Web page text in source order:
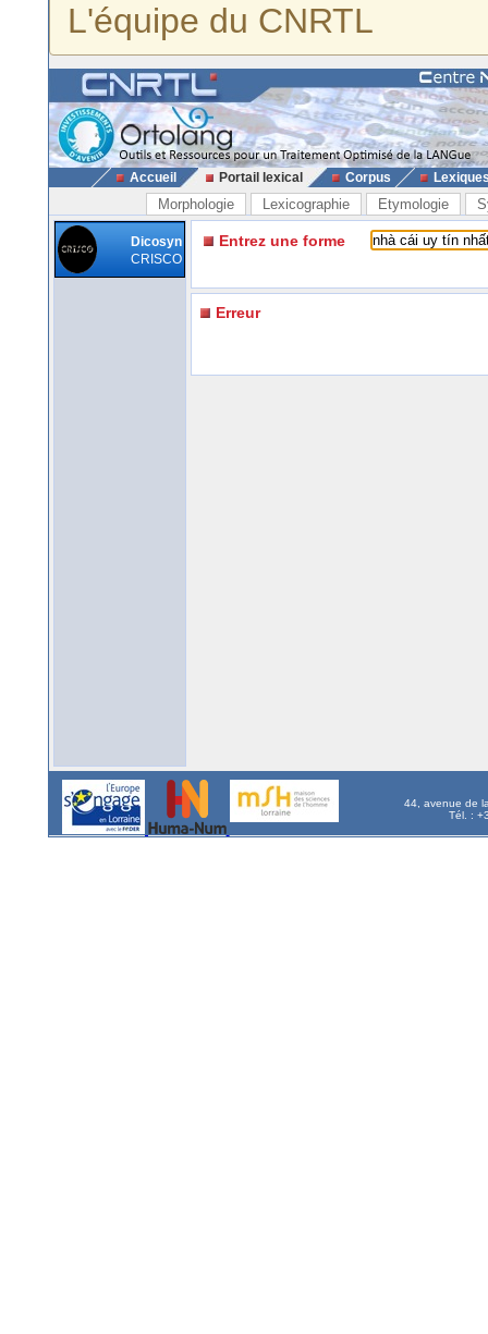
L'équipe du CNRTL
Accueil Portail lexical Corpus
Morphologie Lexicographie Etymologie
Dicosyn
CRISCO
Entrez une forme
Erreur
44, avenue de
Tél. :